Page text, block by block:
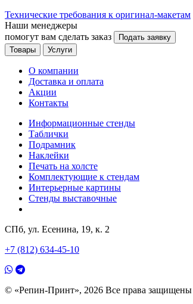
Технические требования к оригинал-макетам
Наши менеджеры
помогут вам сделать заказ
Подать заявку
Товары
Услуги
О компании
Доставка и оплата
Акции
Контакты
Информационные стенды
Таблички
Подрамник
Наклейки
Печать на холсте
Комплектующие к стендам
Интерьерные картины
Стенды выставочные
СПб, ул. Есенина, 19, к. 2
+7 (812) 634-45-10
© «Репин-Принт», 2026 Все права защищены